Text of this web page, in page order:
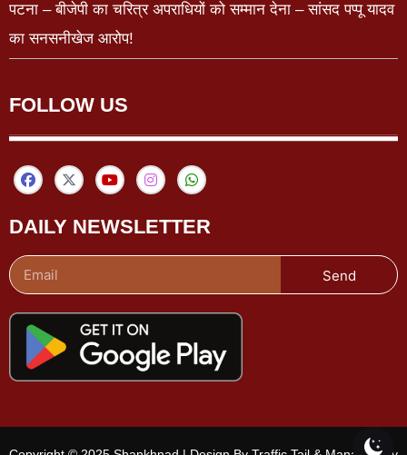
पटना – बीजेपी का चरित्र अपराधियों को सम्मान देना – सांसद पप्पू यादव
का सनसनीखेज आरोप!
FOLLOW US
DAILY NEWSLETTER
Send